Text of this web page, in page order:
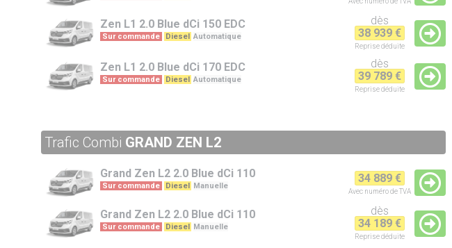
Zen L1 2.0 Blue dCi 150 EDC
Sur commande Diesel Automatique
dès
38 939 €
Reprisedéduite
Zen L1 2.0 Blue dCi 170 EDC
Sur commande Diesel Automatique
dès
39 789 €
Reprisedéduite
Trafic Combi GRAND ZEN L2
Grand Zen L2 2.0 Blue dCi 110
Sur commande Diesel Manuelle
34 889 €
Avec numéro de TVA
Grand Zen L2 2.0 Blue dCi 110
Sur commande Diesel Manuelle
dès
34 189 €
Reprisedéduite